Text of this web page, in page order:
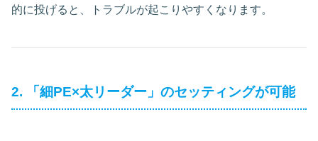
的に投げると、トラブルが起こりやすくなります。
2. 「細PE×太リーダー」のセッティングが可能